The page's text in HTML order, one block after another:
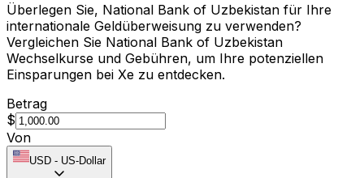
Überlegen Sie, National Bank of Uzbekistan für Ihre
internationale Geldüberweisung zu verwenden?
Vergleichen Sie National Bank of Uzbekistan
Wechselkurse und Gebühren, um Ihre potenziellen
Einsparungen bei Xe zu entdecken.
Betrag
$
Von
USD - US-Dollar